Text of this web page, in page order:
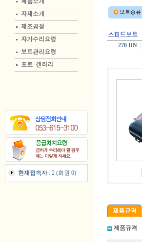
현재접속자: 2 (회원 0)
270 DN
제품규격